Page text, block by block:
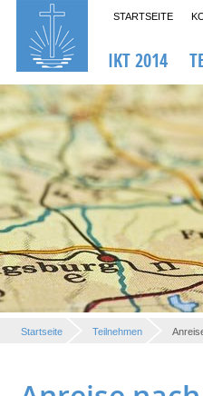
STARTSEITE
IKT 2014
Startseite Teilnehmen